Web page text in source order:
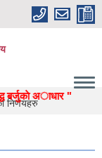
अाधार "
निर्णयहरु